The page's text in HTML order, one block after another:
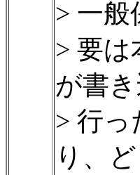
> 一
> 要
が書
> 行
り、